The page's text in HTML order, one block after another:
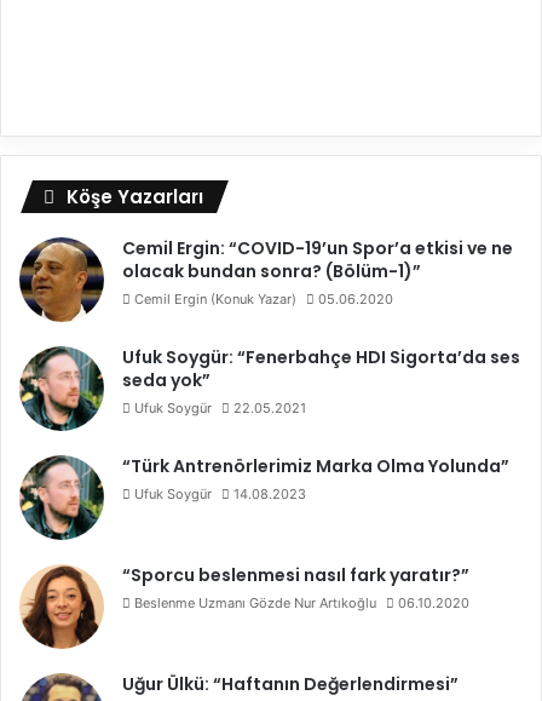
Köşe Yazarları
Cemil Ergin: “COVID-19’un Spor’a etkisi ve ne
olacak bundan sonra? (Bölüm-1)”
Cemil Ergin (Konuk Yazar) 05.06.2020
Ufuk Soygür: “Fenerbahçe HDI Sigorta’da ses
seda yok”
Ufuk Soygür 22.05.2021
“Türk Antrenörlerimiz Marka Olma Yolunda”
Ufuk Soygür 14.08.2023
“Sporcu beslenmesi nasıl fark yaratır?”
Beslenme Uzmanı Gözde Nur Artıkoğlu 06.10.2020
Uğur Ülkü: “Haftanın Değerlendirmesi”